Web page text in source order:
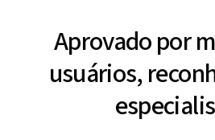
Aprovado por
usuários,